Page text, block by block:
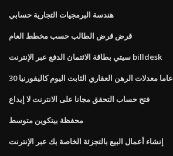
هندسة البرمجيات التجارية حسابي
قرض قرض الطالب حسب مخطط العام
سيتي بطاقة الائتمان الدفع عبر الإنترنت billdesk
30 عاما معدلات الرهن العقاري الثابت اليوم كاليفورنيا
فتح حساب التحقق مجانا على الانترنت لا إيداع
محفظة بيتكوين متوسط
إنشاء أعمال البيع بالتجزئة الخاصة بك عبر الإنترنت